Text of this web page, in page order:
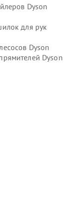
Dyson
для рук
Dyson
Dyson